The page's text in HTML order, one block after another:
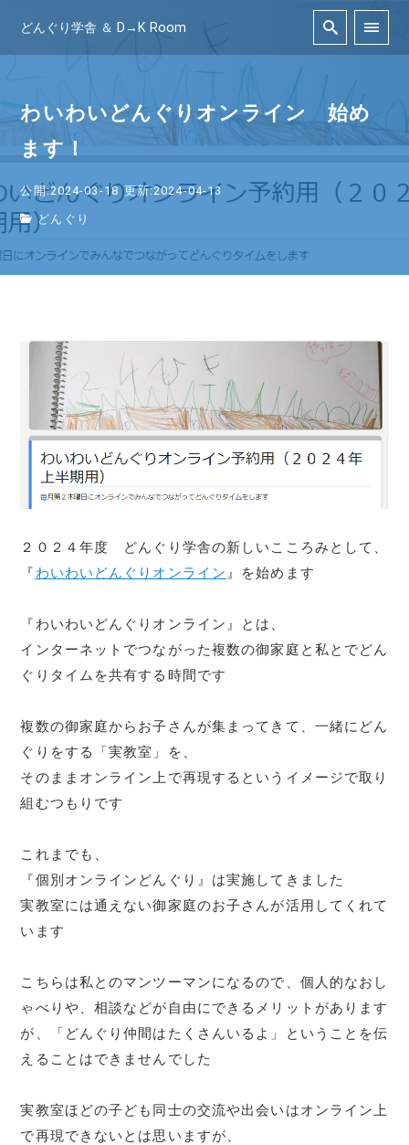
どんぐり学舎 ＆ D→K Room
わいわいどんぐりオンライン 始め
ます！
公開:2024-03-18 更新:2024-04-13
どんぐり
２０２４年度 どんぐり学舎の新しいこころみとして、
『 わいわいどんぐりオンライン 』を始めます
『わいわいどんぐりオンライン』とは、
インターネットでつながった複数の御家庭と私とでどん
ぐりタイムを共有する時間です
複数の御家庭からお子さんが集まってきて、一緒にどん
ぐりをする「実教室」を、
そのままオンライン上で再現するというイメージで取り
組むつもりです
これまでも、
『個別オンラインどんぐり』は実施してきました
実教室には通えない御家庭のお子さんが活用してくれて
います
こちらは私とのマンツーマンになるので、個人的なおし
ゃべりや、相談などが自由にできるメリットがあります
が、「どんぐり仲間はたくさんいるよ」ということを伝
えることはできませんでした
実教室ほどの子ども同士の交流や出会いはオンライン上
で再現できないとは思いますが、